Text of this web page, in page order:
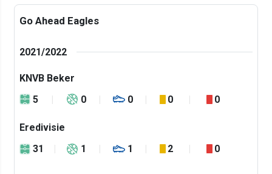
Go Ahead Eagles
2021/2022
KNVB Beker
5
0 0 0 0
Eredivisie
31
1 1 2 0